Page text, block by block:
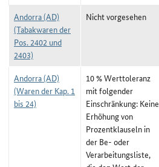
Andorra (AD)
(Tabakwaren der
Pos. 2402 und
2403)
Nicht vorgesehen
Andorra (AD)
(Waren der Kap. 1
bis 24)
10 % Werttoleranz
mit folgender
Einschränkung: Keine
Erhöhung von
Prozentklauseln in
der Be- oder
Verarbeitungsliste,